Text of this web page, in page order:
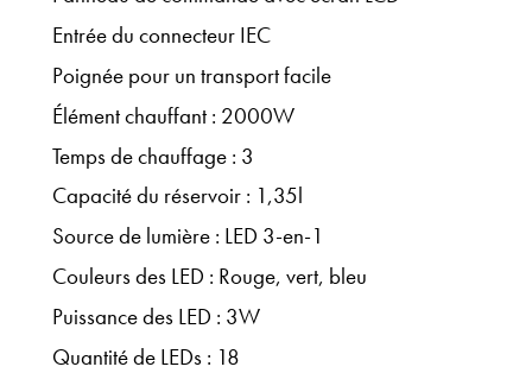
Entrée du connecteur IEC
Poignée pour un transport facile
Élément chauffant : 2000W
Temps de chauffage : 3
Capacité du réservoir : 1,35l
Source de lumière : LED 3-en-1
Couleurs des LED : Rouge, vert, bleu
Puissance des LED : 3W
Quantité de LEDs : 18